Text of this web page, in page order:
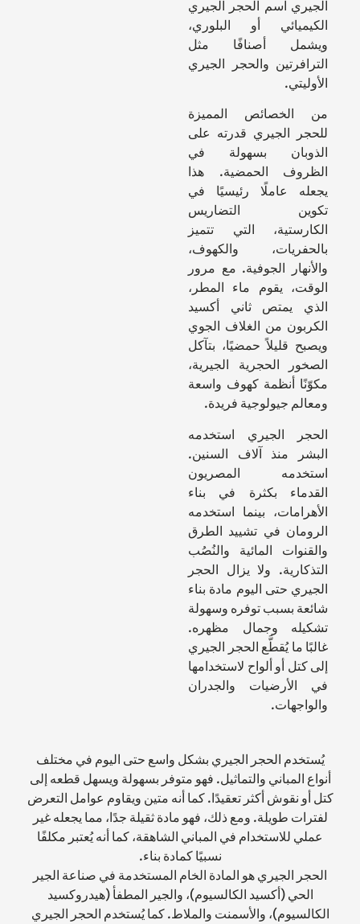
الجيري اسم الحجر الجيري
الكيميائي أو البلوري،
ويشمل أصنافًا مثل
الترافرتين والحجر الجيري
الأوليتي.
من الخصائص المميزة
للحجر الجيري قدرته على
الذوبان بسهولة في
الظروف الحمضية. هذا
يجعله عاملًا رئيسيًا في
تكوين التضاريس
الكارستية، التي تتميز
بالحفريات، والكهوف،
والأنهار الجوفية. مع مرور
الوقت، يقوم ماء المطر،
الذي يمتص ثاني أكسيد
الكربون من الغلاف الجوي
ويصبح قليلاً حمضيًا، بتآكل
الصخور الحجرية الجيرية،
مكوّنًا أنظمة كهوف واسعة
ومعالم جيولوجية فريدة.
الحجر الجيري استخدمه
البشر منذ آلاف السنين.
استخدمه المصريون
القدماء بكثرة في بناء
الأهرامات، بينما استخدمه
الرومان في تشييد الطرق
والقنوات المائية والنُصُب
التذكارية. ولا يزال الحجر
الجيري حتى اليوم مادة بناء
شائعة بسبب توفره وسهولة
تشكيله وجمال مظهره.
غالبًا ما يُقطَّع الحجر الجيري
إلى كتل أو ألواح لاستخدامها
في الأرضيات والجدران
والواجهات.
يُستخدم الحجر الجيري بشكل واسع حتى اليوم في مختلف
أنواع المباني والتماثيل. فهو متوفر بسهولة ويسهل قطعه إلى
كتل أو نقوش أكثر تعقيدًا. كما أنه متين ويقاوم عوامل التعرض
لفترات طويلة. ومع ذلك، فهو مادة ثقيلة جدًا، مما يجعله غير
عملي للاستخدام في المباني الشاهقة، كما أنه يُعتبر مكلفًا
نسبيًا كمادة بناء.
الحجر الجيري هو المادة الخام المستخدمة في صناعة الجير
الحي (أكسيد الكالسيوم)، والجير المطفأ (هيدروكسيد
الكالسيوم)، والأسمنت والملاط. كما يُستخدم الحجر الجيري